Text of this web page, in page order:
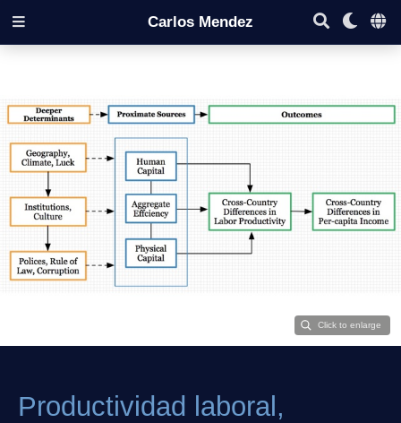
Carlos Mendez
Productividad laboral,